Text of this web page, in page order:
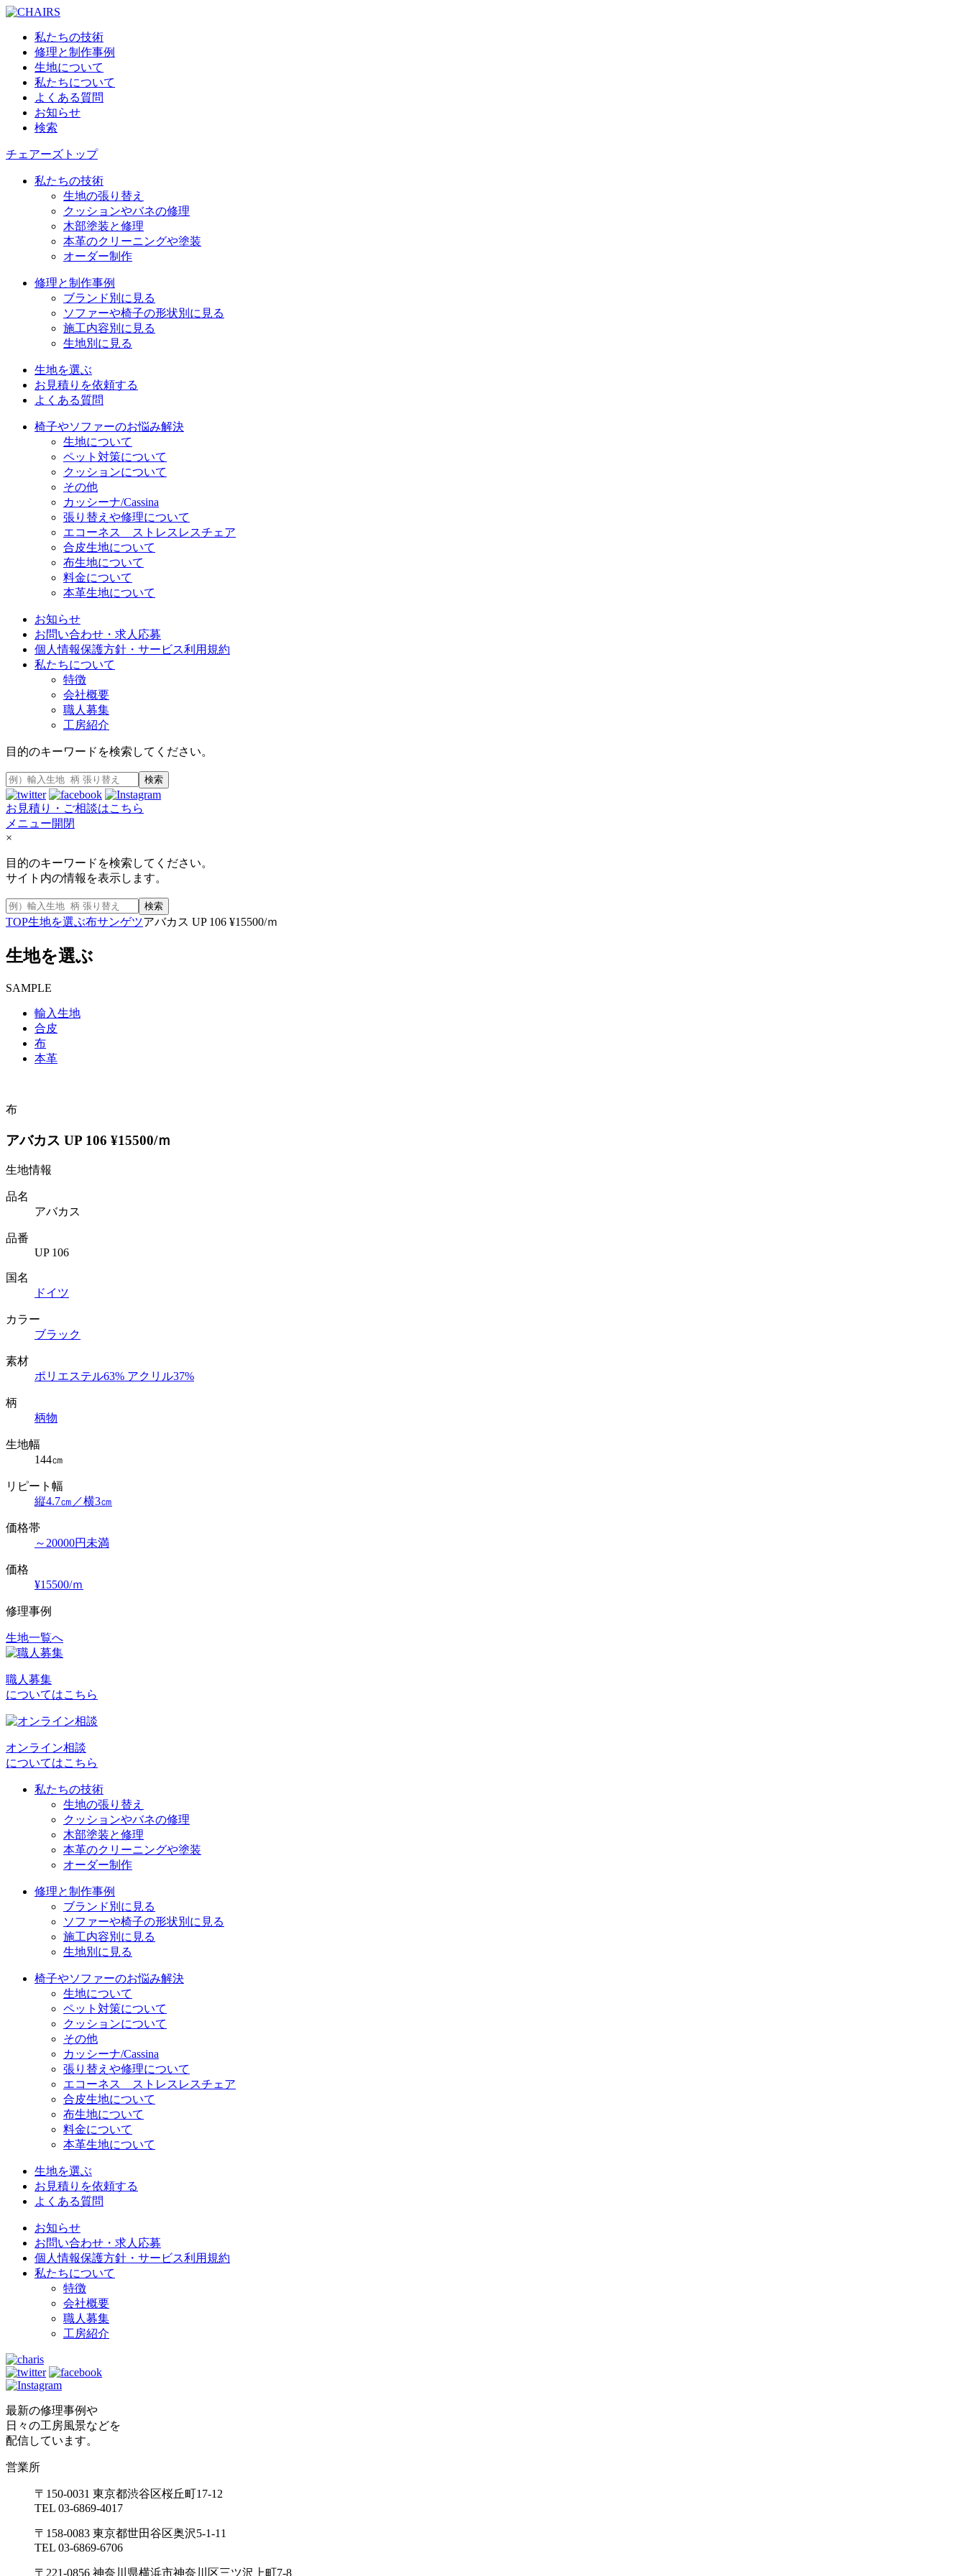
私たちの技術
修理と制作事例
生地について
私たちについて
よくある質問
お知らせ
検索
チェアーズトップ
私たちの技術
生地の張り替え
クッションやバネの修理
木部塗装と修理
本革のクリーニングや塗装
オーダー制作
修理と制作事例
ブランド別に見る
ソファーや椅子の形状別に見る
施工内容別に見る
生地別に見る
生地を選ぶ
お見積りを依頼する
よくある質問
椅子やソファーのお悩み解決
生地について
ペット対策について
クッションについて
その他
カッシーナ/Cassina
張り替えや修理について
エコーネス ストレスレスチェア
合皮生地について
布生地について
料金について
本革生地について
お知らせ
お問い合わせ・求人応募
個人情報保護方針・サービス利用規約
私たちについて
特徴
会社概要
職人募集
工房紹介
目的のキーワードを検索してください。
検索
お見積り・ご相談はこちら
メニュー開閉
×
目的のキーワードを検索してください。
サイト内の情報を表示します。
検索
TOP生地を選ぶ布サンゲツアバカス UP 106 ¥15500/ｍ
生地を選ぶ
SAMPLE
輸入生地
合皮
布
本革
布
アバカス UP 106 ¥15500/ｍ
生地情報
品名
アバカス
品番
UP 106
国名
ドイツ
カラー
ブラック
素材
ポリエステル63% アクリル37%
柄
柄物
生地幅
144㎝
リピート幅
縦4.7㎝／横3㎝
価格帯
～20000円未満
価格
¥15500/ｍ
修理事例
投
ナ
ビ
ー
生地一覧へ
職人募集
についてはこちら
オンライン相談
についてはこちら
私たちの技術
生地の張り替え
クッションやバネの修理
木部塗装と修理
本革のクリーニングや塗装
オーダー制作
修理と制作事例
ブランド別に見る
ソファーや椅子の形状別に見る
施工内容別に見る
生地別に見る
椅子やソファーのお悩み解決
生地について
ペット対策について
クッションについて
その他
カッシーナ/Cassina
張り替えや修理について
エコーネス ストレスレスチェア
合皮生地について
布生地について
料金について
本革生地について
生地を選ぶ
お見積りを依頼する
よくある質問
お知らせ
お問い合わせ・求人応募
個人情報保護方針・サービス利用規約
私たちについて
特徴
会社概要
職人募集
工房紹介
最新の修理事例や
日々の工房風景などを
配信しています。
営業所
〒150-0031 東京都渋谷区桜丘町17-12
TEL 03-6869-4017
〒158-0083 東京都世田谷区奥沢5-1-11
TEL 03-6869-6706
〒221-0856 神奈川県横浜市神奈川区三ツ沢上町7-8